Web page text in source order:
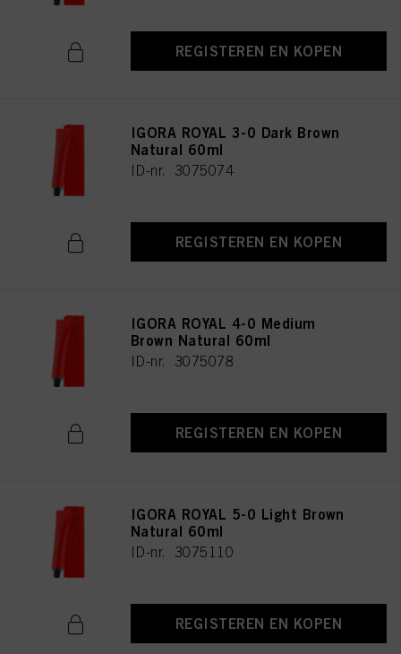
REGISTEREN EN KOPEN
IGORA ROYAL 3-0 Dark Brown
Natural 60ml
ID-nr. 3075074
REGISTEREN EN KOPEN
IGORA ROYAL 4-0 Medium
Brown Natural 60ml
ID-nr. 3075078
REGISTEREN EN KOPEN
IGORA ROYAL 5-0 Light Brown
Natural 60ml
ID-nr. 3075110
REGISTEREN EN KOPEN